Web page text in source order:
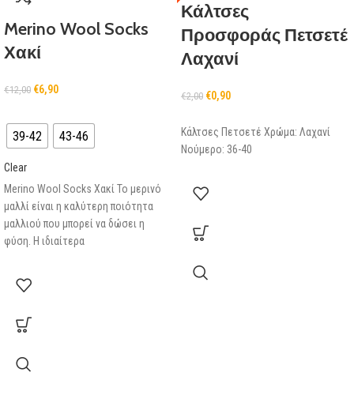
Merino Wool Socks
Χακί
€12,00 €6,90
39-42 43-46
Clear
Merino Wool Socks Χακί Το μερινό
μαλλί είναι η καλύτερη ποιότητα
μαλλιού που μπορεί να δώσει η
φύση. Η ιδιαίτερα
Κάλτσες
Προσφοράς Πετσετέ
Λαχανί
€2,00 €0,90
Κάλτσες Πετσετέ Χρώμα: Λαχανί
Νούμερο: 36-40